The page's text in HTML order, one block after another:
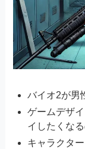
バイオ2が男
ゲームデザ
イしたくなる
キャラクタ